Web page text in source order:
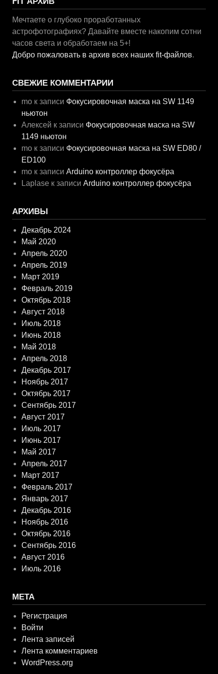
Мечтаете о глубоко проработанных
астрофотографиях? Давайте вместе накопим сотни
часов света и обработаем на 5+!
Добро пожаловать в архив всех наших fit-файлов.
СВЕЖИЕ КОММЕНТАРИИ
mo к записи Фокусировочная маска на SW 1149
ньютон
Алексей к записи Фокусировочная маска на SW
1149 ньютон
mo к записи Фокусировочная маска на SW ED80 /
ED100
mo к записиArduino контроллер фокусёра
Laplase к записиArduino контроллер фокусёра
АРХИВЫ
Декабрь 2024
Май 2020
Апрель 2020
Апрель 2019
Март 2019
Февраль 2019
Октябрь 2018
Август 2018
Июль 2018
Июнь 2018
Май 2018
Апрель 2018
Декабрь 2017
Ноябрь 2017
Октябрь 2017
Сентябрь 2017
Август 2017
Июль 2017
Июнь 2017
Май 2017
Апрель 2017
Март 2017
Февраль 2017
Январь 2017
Декабрь 2016
Ноябрь 2016
Октябрь 2016
Сентябрь 2016
Август 2016
Июль 2016
МЕТА
Регистрация
Войти
Лента записей
Лента комментариев
WordPress.org